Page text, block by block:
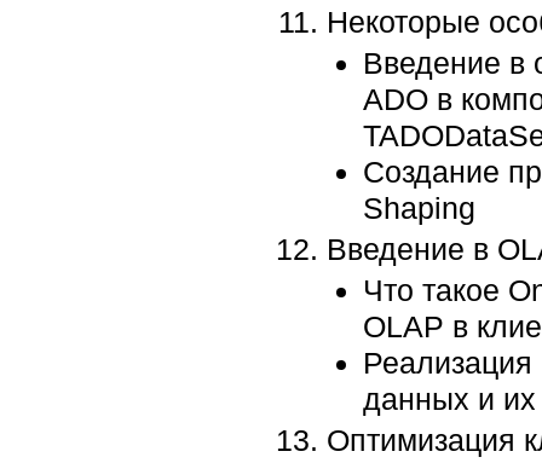
Некоторые
Введение в
ADO в
Создание
Shaping
Введение в
Что такое
OLAP в
данных и
Оптимизация